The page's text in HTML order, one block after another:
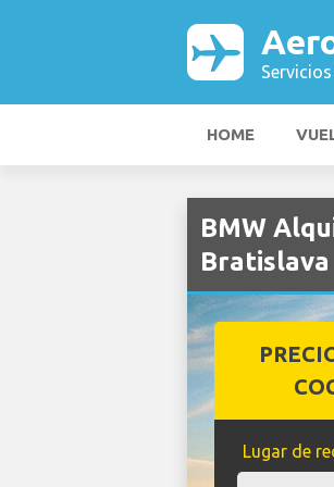
HOME
BMW
Bratislava
Lugar de